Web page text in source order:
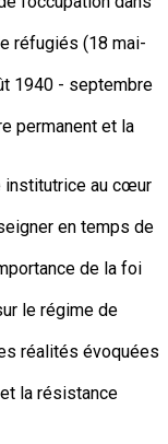
réfugiés (18 mai-
1940 - septembre
permanent et la
institutrice au cœur
en temps de
de la foi
le régime de
réalités évoquées
la résistance